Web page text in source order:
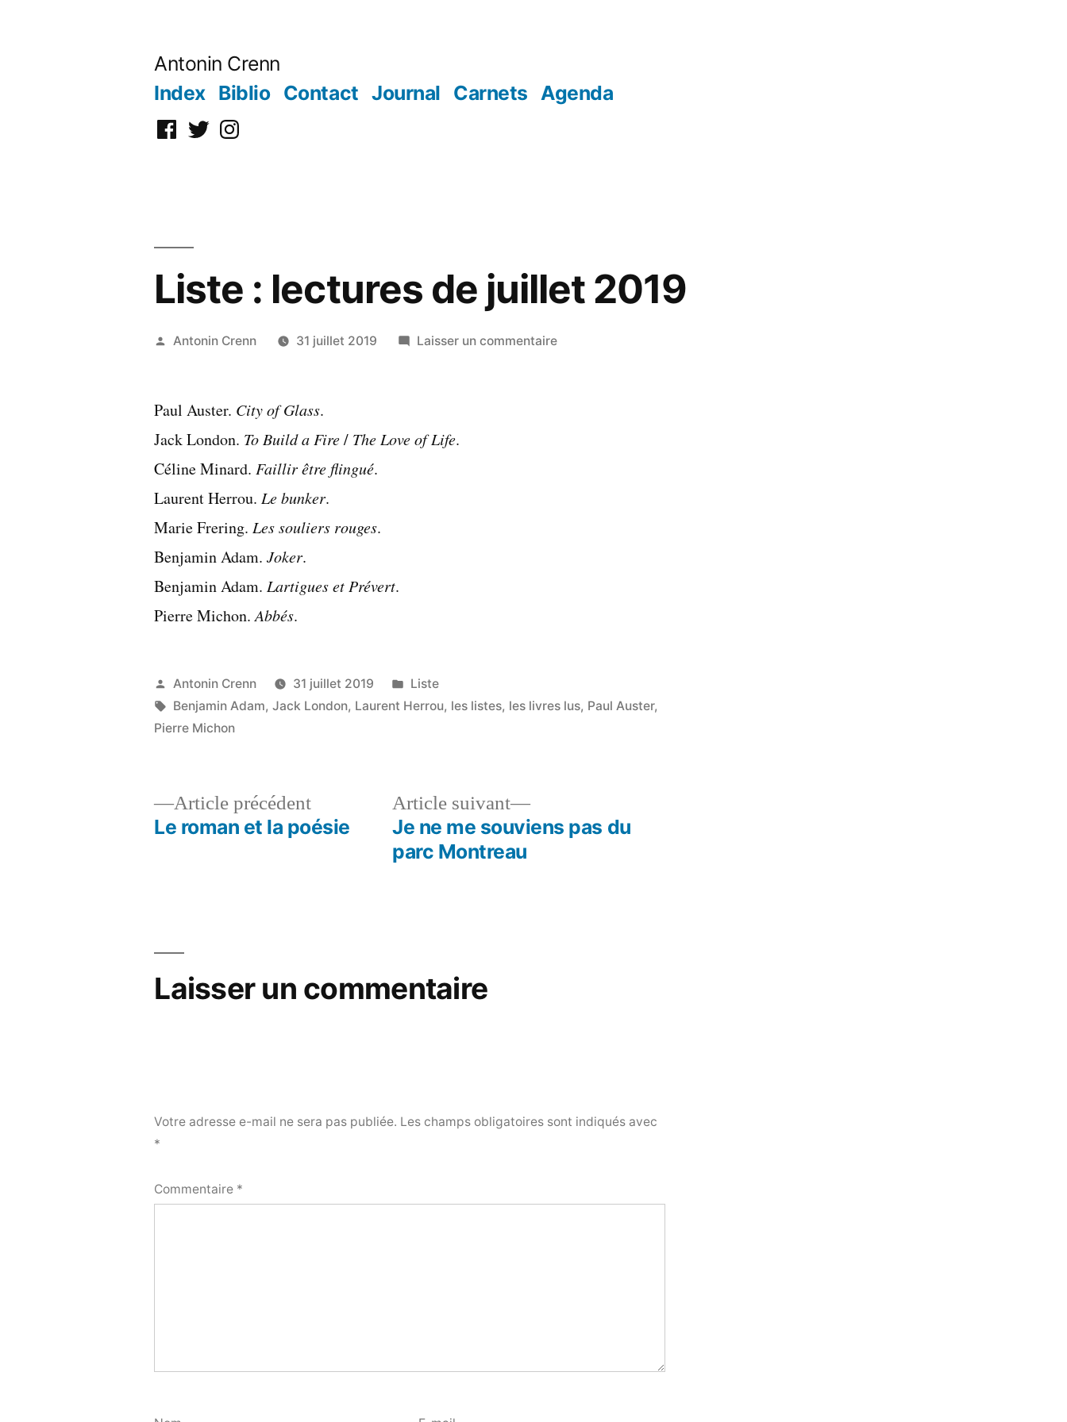
Antonin Crenn
Index Biblio Contact Journal Carnets Agenda
Facebook
TwitterInstagram
Liste : lectures de juillet 2019
Publié
Antonin Crenn 31 juillet 2019 Laisser un commentairesur
Paul Auster. City of Glass.
Jack London. To Build a Fire/ The Love of Life.
Céline Minard.Faillir être flingué.
Laurent Herrou.Le bunker.
Marie Frering.Les souliers rouges.
Benjamin Adam.Joker.
Benjamin Adam.Lartigues et Prévert.
Pierre Michon.Abbés.
Publié
par
Antonin Crenn 31 juillet 2019
Publié
dans
Liste
Étiquettes :
Benjamin Adam,Jack London, Laurent Herrou, les listes, les livres lus, Paul Auster,
Pierre Michon
Navigation
Article précédentArticle
précédent :
Le roman et la poésie
Article suivant
Article
suivant :
Je ne me souviens pas du
parc Montreau
Laisser un commentaire
Votre adresse e-mail ne sera pas publiée. Les champs obligatoires sont indiqués avec
*
Commentaire *